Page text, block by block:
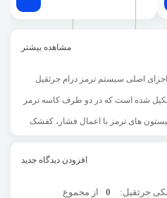
مشاهده بیشتر
اصلی سیستم ترمز درام جرثقیل
شده است که در دو طرف کاسه ترمز
های ترمز با اعمال فشار، کفشک
شود. افزودن دیدگاه جدید
جرثقیل: 0 از مجموع